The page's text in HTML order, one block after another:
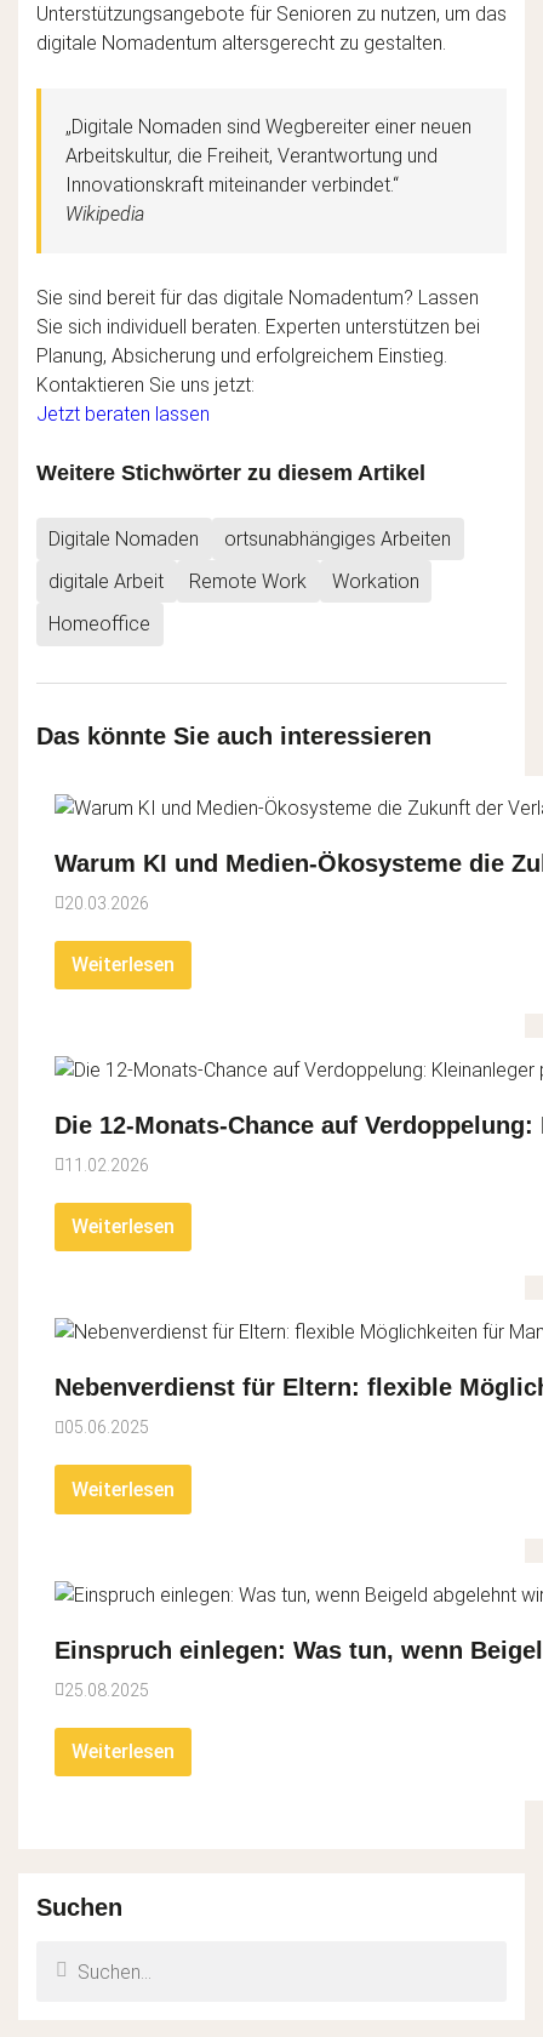
Unterstützungsangebote für Senioren zu nutzen, um das
digitale Nomadentum altersgerecht zu gestalten.
„Digitale Nomaden sind Wegbereiter einer neuen
Arbeitskultur, die Freiheit, Verantwortung und
Innovationskraft miteinander verbindet.“
Wikipedia
Sie sind bereit für das digitale Nomadentum? Lassen
Sie sich individuell beraten. Experten unterstützen bei
Planung, Absicherung und erfolgreichem Einstieg.
Kontaktieren Sie uns jetzt:
Jetzt beraten lassen
Weitere Stichwörter zu diesem Artikel
Digitale Nomaden
ortsunabhängiges Arbeiten
digitale Arbeit
Remote Work
Workation
Homeoffice
Das könnte Sie auch interessieren
Warum KI und Medien-Ökosysteme die
20.03.2026
Weiterlesen
Die 12-Monats-Chance auf
11.02.2026
Weiterlesen
Nebenverdienst für Eltern: flexible
05.06.2025
Weiterlesen
Einspruch einlegen: Was tun, wenn
25.08.2025
Weiterlesen
Suchen